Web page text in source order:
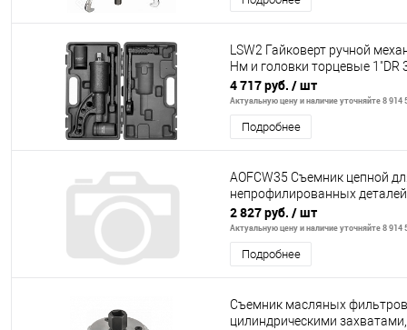
LSW2 Гайковерт ручной
Нм и головки торцевые
4 717 руб. / шт
Актуальную цену и наличие уточняйте 8 914
Подробнее
AOFCW35 Съемник цепной
непрофилированных
2 827 руб. / шт
Актуальную цену и наличие уточняйте 8 914
Подробнее
Съемник масляных фильтров
цилиндрическими